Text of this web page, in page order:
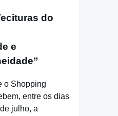
do
e
o Shopping
entre os dias
julho, a